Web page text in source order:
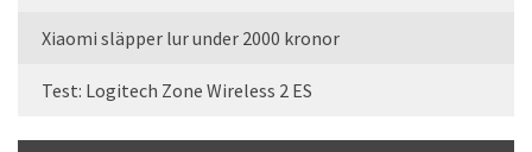
Xiaomi släpper lur under 2000 kronor
Test: Logitech Zone Wireless 2 ES